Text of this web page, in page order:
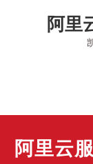
阿里
阿里云